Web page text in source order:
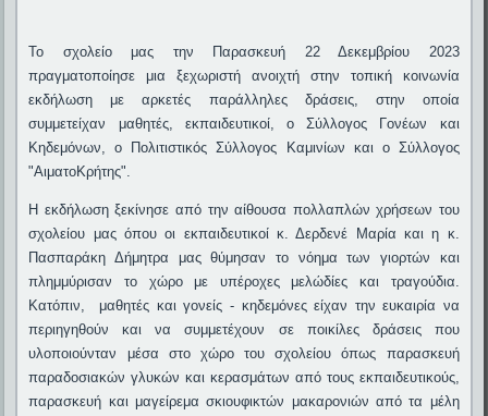
Το σχολείο μας την Παρασκευή 22 Δεκεμβρίου 2023
πραγματοποίησε μια ξεχωριστή ανοιχτή στην τοπική κοινωνία
εκδήλωση με αρκετές παράλληλες δράσεις, στην οποία
συμμετείχαν μαθητές, εκπαιδευτικοί, ο Σύλλογος Γονέων και
Κηδεμόνων, ο Πολιτιστικός Σύλλογος Καμινίων και ο Σύλλογος
"ΑιματοΚρήτης".
Η εκδήλωση ξεκίνησε από την αίθουσα πολλαπλών χρήσεων του
σχολείου μας όπου οι εκπαιδευτικοί κ. Δερδενέ Μαρία και η κ.
Πασπαράκη Δήμητρα μας θύμησαν το νόημα των γιορτών και
πλημμύρισαν το χώρο με υπέροχες μελώδίες και τραγούδια.
Κατόπιν, μαθητές και γονείς - κηδεμόνες είχαν την ευκαιρία να
περιηγηθούν και να συμμετέχουν σε ποικίλες δράσεις που
υλοποιούνταν μέσα στο χώρο του σχολείου όπως παρασκευή
παραδοσιακών γλυκών και κερασμάτων από τους εκπαιδευτικούς,
παρασκευή και μαγείρεμα σκιουφικτών μακαρονιών από τα μέλη